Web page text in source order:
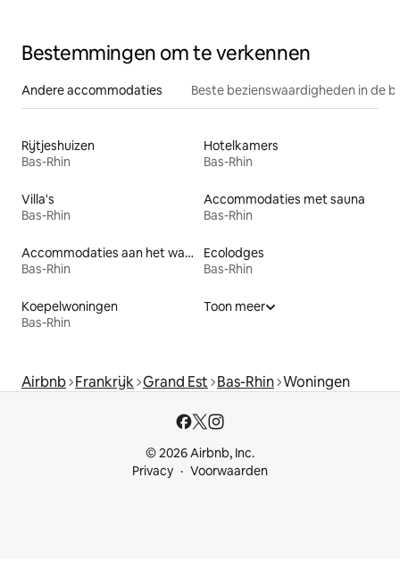
Bestemmingen om te verkennen
Andere accommodaties Beste bezienswaardigheden in de
Rijtjeshuizen
Bas-Rhin
Hotelkamers
Bas-Rhin
Villa's
Bas-Rhin
Accommodaties met sauna
Bas-Rhin
Accommodaties aan het water
Bas-Rhin
Ecolodges
Bas-Rhin
Koepelwoningen
Bas-Rhin
Toon meer
Airbnb Frankrijk Grand Est Bas-Rhin Woningen
© 2026 Airbnb, Inc.
Privacy
Voorwaarden